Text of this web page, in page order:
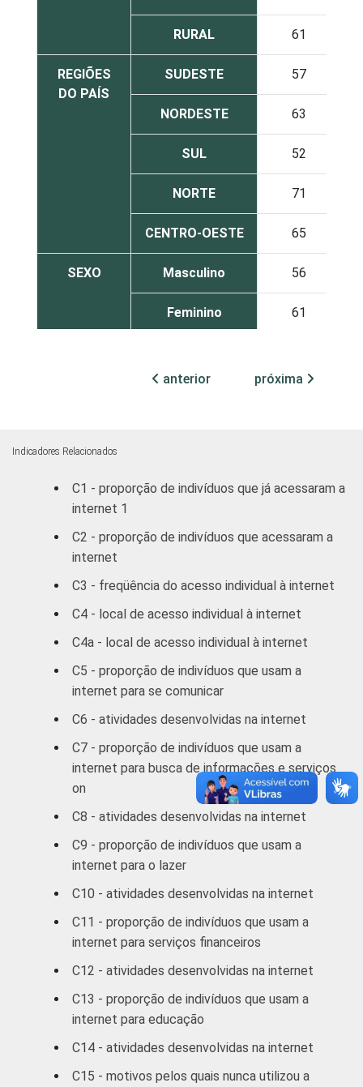
RURAL 61
REGIÕES
DO PAÍS
SUDESTE 57
NORDESTE 63
SUL 52
NORTE 71
CENTRO-OESTE 65
SEXO Masculino 56
Feminino 61
Educação infantil
Superior 64
FAIXA
ETÁRIA
De 10 a 15 anos 88
De 25 a 34 anos 51
De 35 a 44 anos 46
De 45 a 59 anos
De 60 anos ou
mais
21
RENDA
FAMILIAR
Até 1 SM 58
2 SM - 3 SM
5 SM - 10 SM
CLASSE
SOCIAL 2
A
anterior próxima
Indicadores Relacionados
C1 - proporção de indivíduos que já acessaram a
internet 1
C2 - proporção de indivíduos que acessaram a
internet
C3 - freqüência do acesso individual à internet
C4 - local de acesso individual à internet
C4a - local de acesso individual à internet
C5 - proporção de indivíduos que usam a
internet para se comunicar
C6 - atividades desenvolvidas na internet
C7 - proporção de indivíduos que usam a
internet para busca de informações e serviços
on
C8 - atividades desenvolvidas na internet
C9 - proporção de indivíduos que usam a
internet para o lazer
C10 - atividades desenvolvidas na internet
C11 - proporção de indivíduos que usam a
internet para serviços financeiros
C12 - atividades desenvolvidas na internet
C13 - proporção de indivíduos que usam a
internet para educação
C14 - atividades desenvolvidas na internet
C15 - motivos pelos quais nunca utilizou a